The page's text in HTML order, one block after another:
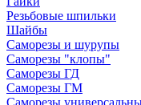
Резьбовые шпильки
Шайбы
Саморезы и шурупы
Саморезы "клопы"
Саморезы ГД
Саморезы ГМ
Саморезы